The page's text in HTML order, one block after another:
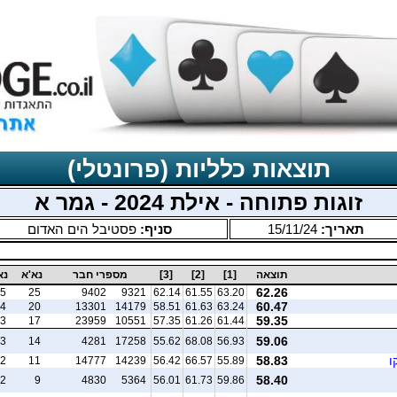
תוצאות כלליות (פרונטלי)
זוגות פתוחה - אילת 2024 - גמר א
תאריך:15/11/24 סניף: פסטיבל הים האדום
תוצאה [1]
[2]
[3] מספרי חבר נא'א
62.26
63.20
61.55
62.14
9321
9402
25
5
60.47
63.24
61.63
58.51
14179
13301
20
4
59.35
61.44
61.26
57.35
10551
23959
17
3
59.06
56.93
68.08
55.62
17258
4281
14
3
58.83
55.89
66.57
56.42
14239
14777
11
2
58.40
59.86
61.73
56.01
5364
4830
9
2